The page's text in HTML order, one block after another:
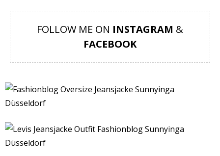
FOLLOW ME ON INSTAGRAM &
FACEBOOK